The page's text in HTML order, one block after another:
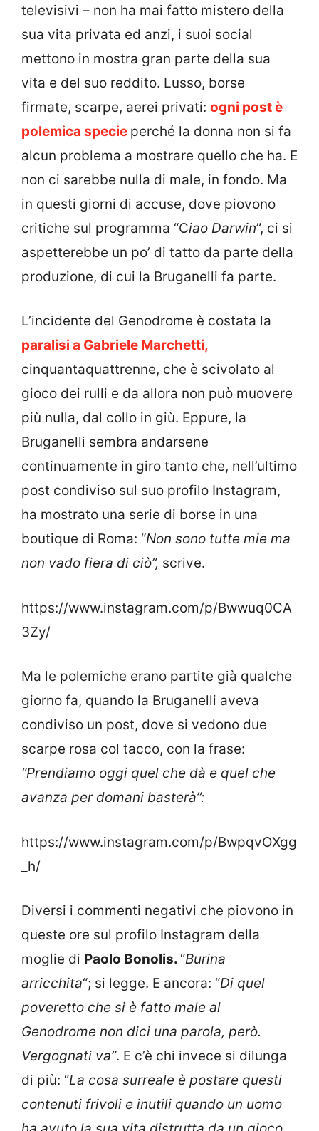
televisivi – non ha mai fatto mistero della
sua vita privata ed anzi, i suoi social
mettono in mostra gran parte della sua
vita e del suo reddito. Lusso, borse
firmate, scarpe, aerei privati: ogni post è
polemica specie perché la donna non si fa
alcun problema a mostrare quello che ha. E
non ci sarebbe nulla di male, in fondo. Ma
in questi giorni di accuse, dove piovono
critiche sul programma “Ciao Darwin”, ci si
aspetterebbe un po’ di tatto da parte della
produzione, di cui la Bruganelli fa parte.
L’incidente del Genodrome è costata la
paralisi a Gabriele Marchetti,
cinquantaquattrenne, che è scivolato al
gioco dei rulli e da allora non può muovere
più nulla, dal collo in giù. Eppure, la
Bruganelli sembra andarsene
continuamente in giro tanto che, nell’ultimo
post condiviso sul suo profilo Instagram,
ha mostrato una serie di borse in una
boutique di Roma: “Non sono tutte mie ma
non vado fiera di ciò”, scrive.
https://www.instagram.com/p/Bwwuq0CA
3Zy/
Ma le polemiche erano partite già qualche
giorno fa, quando la Bruganelli aveva
condiviso un post, dove si vedono due
scarpe rosa col tacco, con la frase:
“Prendiamo oggi quel che dà e quel che
avanza per domani basterà”:
https://www.instagram.com/p/BwpqvOXgg
_h/
Diversi i commenti negativi che piovono in
queste ore sul profilo Instagram della
moglie di Paolo Bonolis. “Burina
arricchita“; si legge. E ancora: “Di quel
poveretto che si è fatto male al
Genodrome non dici una parola, però.
Vergognati va”. E c’è chi invece si dilunga
di più: “La cosa surreale è postare questi
contenuti frivoli e inutili quando un uomo